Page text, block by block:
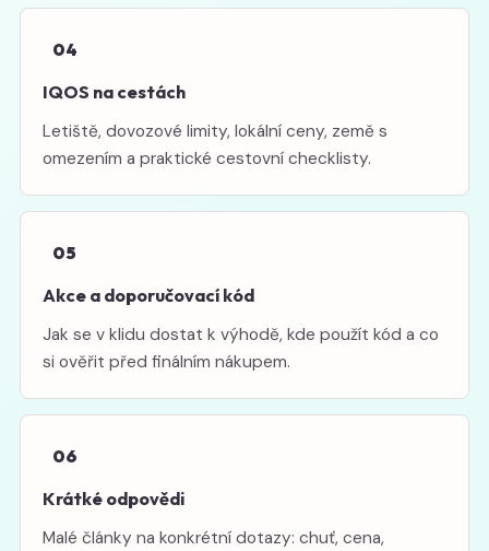
04
IQOS na cestách
Letiště, dovozové limity, lokální ceny, země s
omezením a praktické cestovní checklisty.
05
Akce a doporučovací kód
Jak se v klidu dostat k výhodě, kde použít kód a co
si ověřit před finálním nákupem.
06
Krátké odpovědi
Malé články na konkrétní dotazy: chuť, cena,